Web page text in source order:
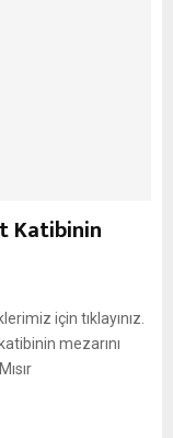
Katibinin
için tıklayınız.
mezarını